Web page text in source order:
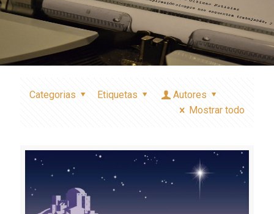
Categorias Etiquetas
Autores
Mostrar todo